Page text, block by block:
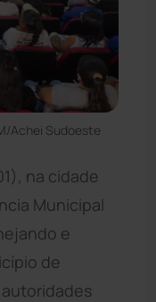
Achei Sudoeste
na cidade
Municipal
e
de
autoridades